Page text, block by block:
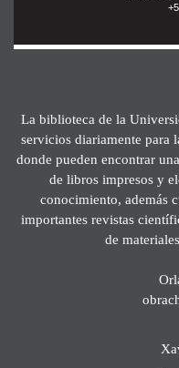
La biblioteca de la
servicios diariamente para
donde pueden encontrar
de libros impresos y
conocimiento, además
importantes revistas
de